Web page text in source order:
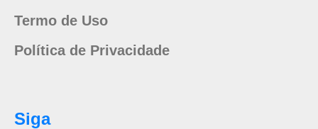
Termo de Uso
Política de Privacidade
Siga